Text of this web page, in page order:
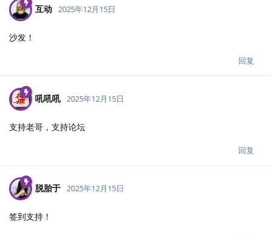
互动 2025年12月15日
沙发！
回复
吼吼吼 2025年12月15日
支持老哥，支持论坛
回复
脱胎于 2025年12月15日
签到支持！